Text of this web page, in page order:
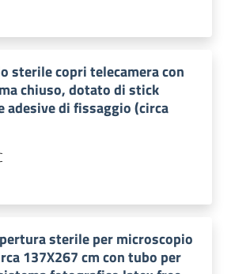
sterile copri telecamera con
chiuso, dotato di stick
adesive di fissaggio (circa
sterile per microscopio
137X267 cm con tubo per